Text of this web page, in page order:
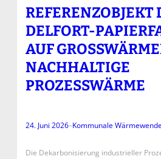
REFERENZOBJEKT
DELFORT-
AUF
ACHHALTIGE P
ROZESSWÄRME
24. Juni 2026–Kommunale
Die Dekarbonisierung industrieller